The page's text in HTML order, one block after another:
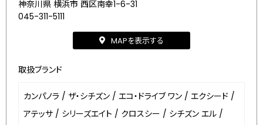
神奈川県 横浜市 西区南幸1-6-31
045-311-5111
MAPを表示する
取扱ブランド
カンパノラ / ザ・シチズン / エコ・ドライブ ワン / エクシード /
アテッサ / シリーズエイト / クロスシー / シチズン エル /